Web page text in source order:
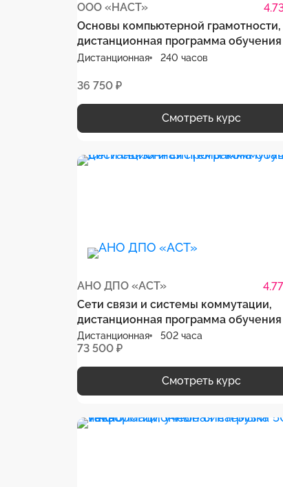
ООО «НАСТ»
Основы компьютерной грамотности,
дистанционная программа обучения
Дистанционная 240 часов
36 750 ₽
Смотреть курс
АНО ДПО «АСТ» 4.77
Сети связи и системы коммутации,
дистанционная программа обучения
Дистанционная 502 часа
73 500 ₽
Смотреть курс